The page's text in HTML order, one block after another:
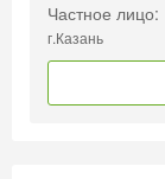
Частное лицо:
г.Казань